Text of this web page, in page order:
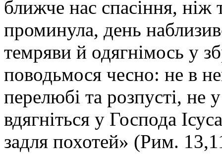
ближче нас спасіння, ніж
проминула, день
темряви й одягнімось у
поводьмося чесно: не в
перелюбі та розпусті, не
вдягніться у Господа
задля похотей» (Рим.